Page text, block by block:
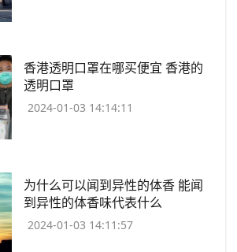
​香港透明口罩在哪买便宜 香港的
透明口罩
2024-01-03 14:14:11
​为什么可以闻到异性的体香 能闻
到异性的体香味代表什么
2024-01-03 14:11:57